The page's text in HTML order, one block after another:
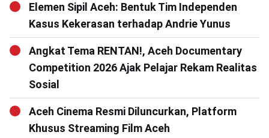
Elemen Sipil Aceh: Bentuk Tim Independen
Kasus Kekerasan terhadap Andrie Yunus
Angkat Tema RENTAN!, Aceh Documentary
Competition 2026 Ajak Pelajar Rekam Realitas
Sosial
Aceh Cinema Resmi Diluncurkan, Platform
Khusus Streaming Film Aceh